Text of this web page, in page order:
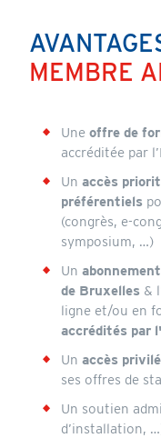
Content
MEMBRE
Une offre de
accréditée par
Un accès
préférentiels
(congrès, e-
symposium, …)
Un abonnement
de Bruxelles &
ligne et/ou en
accrédités par
Un accès
ses offres de
Un soutien
d’installation,